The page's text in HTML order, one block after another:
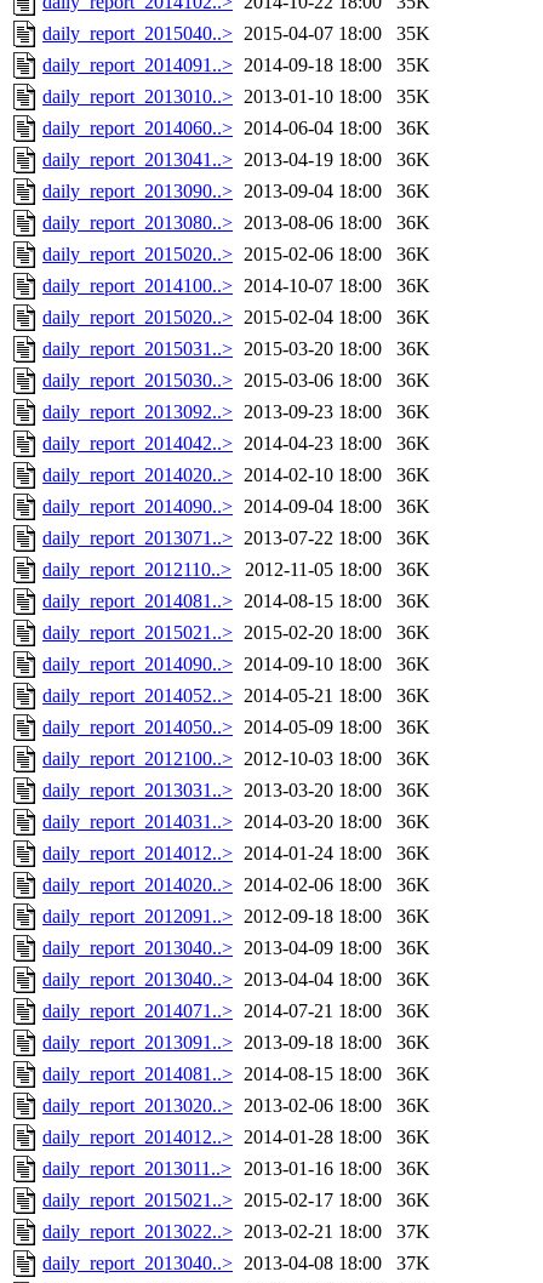
daily_report_2015040..> 2015-04-07 18:00
35K
daily_report_2014091..> 2014-09-18 18:00
35K
daily_report_2013010..> 2013-01-10 18:00
35K
daily_report_2014060..> 2014-06-04 18:00
36K
daily_report_2013041..> 2013-04-19 18:00
36K
daily_report_2013090..> 2013-09-04 18:00
36K
daily_report_2013080..> 2013-08-06 18:00
36K
daily_report_2015020..> 2015-02-06 18:00
36K
daily_report_2014100..> 2014-10-07 18:00
36K
daily_report_2015020..> 2015-02-04 18:00
36K
daily_report_2015031..> 2015-03-20 18:00
36K
daily_report_2015030..> 2015-03-06 18:00
36K
daily_report_2013092..> 2013-09-23 18:00
36K
daily_report_2014042..> 2014-04-23 18:00
36K
daily_report_2014020..> 2014-02-10 18:00
36K
daily_report_2014090..> 2014-09-04 18:00
36K
daily_report_2013071..> 2013-07-22 18:00
36K
daily_report_2012110..>
2012-11-05 18:00
36K
daily_report_2014081..> 2014-08-15 18:00
36K
daily_report_2015021..> 2015-02-20 18:00
36K
daily_report_2014090..> 2014-09-10 18:00
36K
daily_report_2014052..> 2014-05-21 18:00
36K
daily_report_2014050..> 2014-05-09 18:00
36K
daily_report_2012100..> 2012-10-03 18:00
36K
daily_report_2013031..> 2013-03-20 18:00
36K
daily_report_2014031..> 2014-03-20 18:00
36K
daily_report_2014012..> 2014-01-24 18:00
36K
daily_report_2014020..> 2014-02-06 18:00
36K
daily_report_2012091..> 2012-09-18 18:00
36K
daily_report_2013040..> 2013-04-09 18:00
36K
daily_report_2013040..> 2013-04-04 18:00
36K
daily_report_2014071..> 2014-07-21 18:00
36K
daily_report_2013091..> 2013-09-18 18:00
36K
daily_report_2014081..> 2014-08-15 18:00
36K
daily_report_2013020..> 2013-02-06 18:00
36K
daily_report_2014012..> 2014-01-28 18:00
36K
daily_report_2013011..> 2013-01-16 18:00
36K
daily_report_2015021..> 2015-02-17 18:00
36K
daily_report_2013022..> 2013-02-21 18:00
37K
daily_report_2013040..> 2013-04-08 18:00
37K